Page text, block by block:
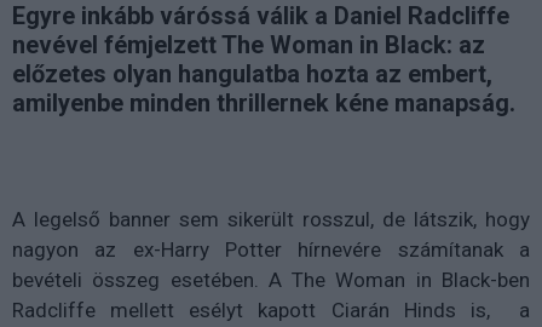
Egyre inkább váróssá válik a Daniel Radcliffe
nevével fémjelzett The Woman in Black: az
előzetes olyan hangulatba hozta az embert,
amilyenbe minden thrillernek kéne manapság.
A legelső banner sem sikerült rosszul, de látszik, hogy
nagyon az ex-Harry Potter hírnevére számítanak a
bevételi összeg esetében. A The Woman in Black-ben
Radcliffe mellett esélyt kapott Ciarán Hinds is, a